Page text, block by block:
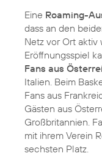
Eine Roaming-
dass an den
Netz vor Ort aktiv
Eröffnungsspiel
Fans aus
Italien. Beim
Fans aus
Gästen aus
Großbritannien.
mit ihrem Verein
sechsten Platz.